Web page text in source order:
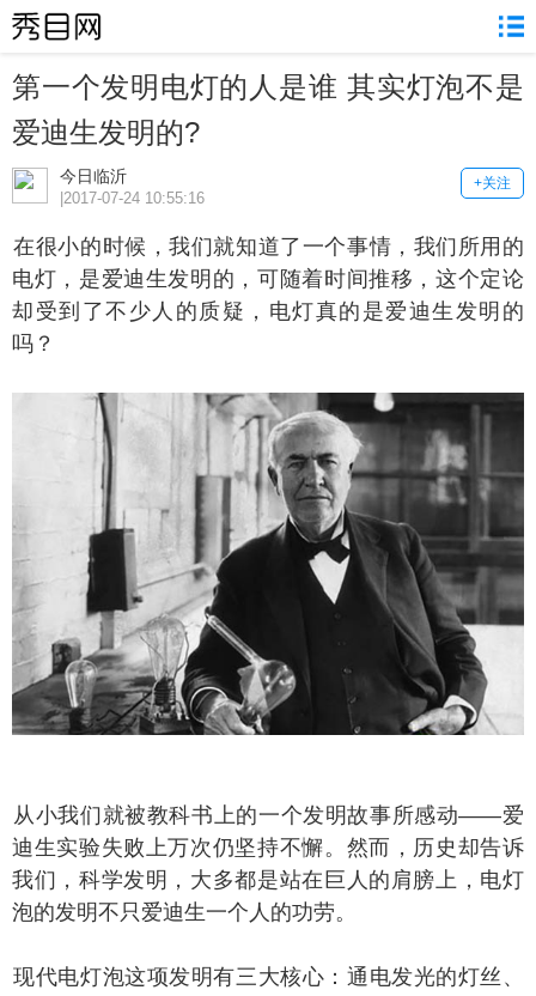
第一个发明电灯的人是谁 其实灯泡不是
爱迪生发明的?
今日临沂 +关注
|2017-07-24 10:55:16
小的时候，我们就知道了一个事情，我们所用的
电灯，是爱迪生发明的，可随着时间推移，这个定论
却受到了不少人的质疑，电灯真的是爱迪生发明的
吗？
我们就被教科书上的一个发明故事所感动——爱
迪生实验失败上万次仍坚持不懈。然而，历史却告诉
我们，科学发明，大多都是站在巨人的肩膀上，电灯
泡的发明不只爱迪生一个人的功劳。
电灯泡这项发明有三大核心：通电发光的灯丝、